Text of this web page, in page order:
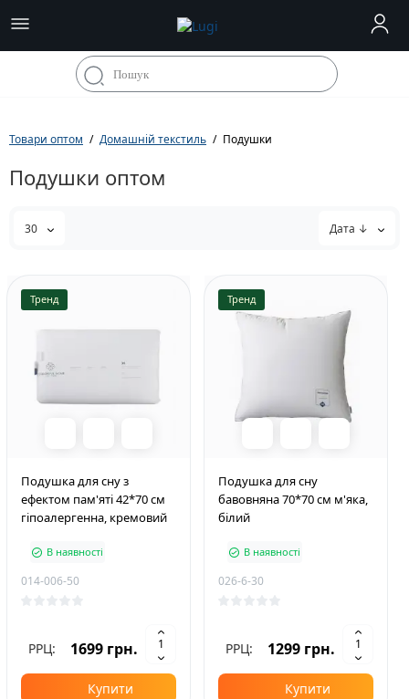
Товари оптом Домашній текстиль Подушки
Подушки оптом
30 Дата ↓
Тренд
Подушка для сну з
ефектом пам'яті 42*70 см
гіпоалергенна, кремовий
В наявності
014-006-50
РРЦ: 1699 грн.
Купити
Тренд
Подушка для сну
бавовняна 70*70 см м'яка,
білий
В наявності
026-6-30
РРЦ: 1299 грн.
Купити